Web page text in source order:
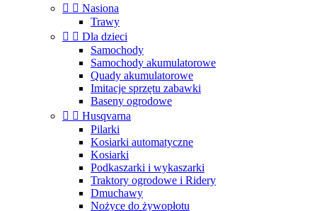
  Nasiona
Trawy
  Dla dzieci
Samochody
Samochody akumulatorowe
Quady akumulatorowe
Imitacje sprzętu zabawki
Baseny ogrodowe
  Husqvarna
Pilarki
Kosiarki automatyczne
Kosiarki
Podkaszarki i wykaszarki
Traktory ogrodowe i Ridery
Dmuchawy
Nożyce do żywopłotu